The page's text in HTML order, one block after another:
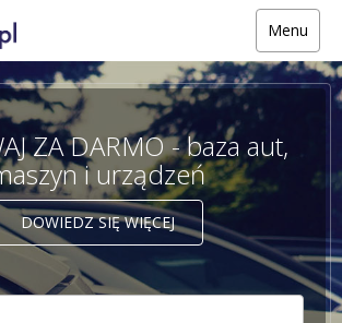
Menu
ZA DARMO - baza aut,
i urządzeń
DOWIEDZ SIĘ WIĘCEJ